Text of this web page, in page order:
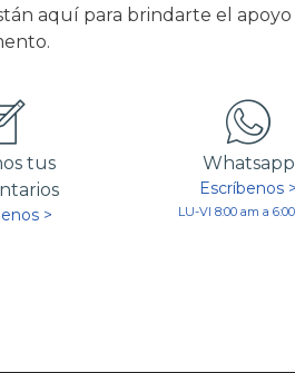
aquí para brindarte el apoyo
tus
>
Whatsapp
Escríbenos >
LU-VI 8:00 am a